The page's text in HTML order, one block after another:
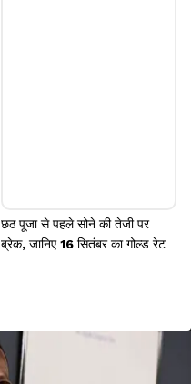
छठ पूजा से पहले सोने की तेजी पर
ब्रेक, जानिए 16 सितंबर का गोल्ड रेट